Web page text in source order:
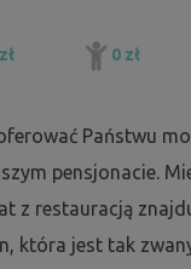
0 zł
Państwu
pensjonacie.
z restauracją
która jest tak